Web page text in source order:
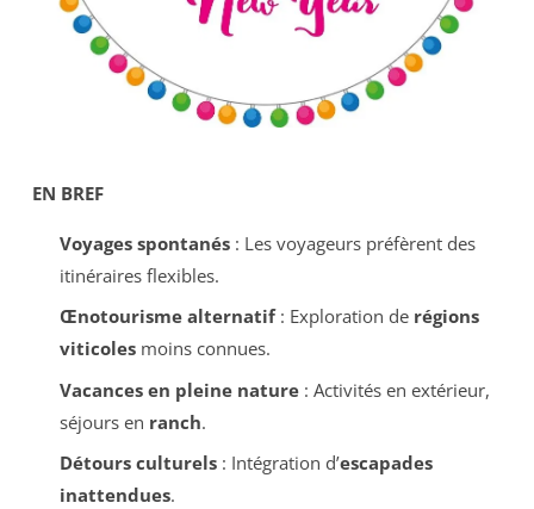
EN BREF
Voyages spontanés: Les voyageurs préfèrent des
itinéraires flexibles.
Œnotourisme alternatif: Exploration de régions
viticolesmoins connues.
Vacances en pleine nature: Activités en extérieur,
séjours en ranch.
Détours culturels: Intégration d’escapades
inattendues.